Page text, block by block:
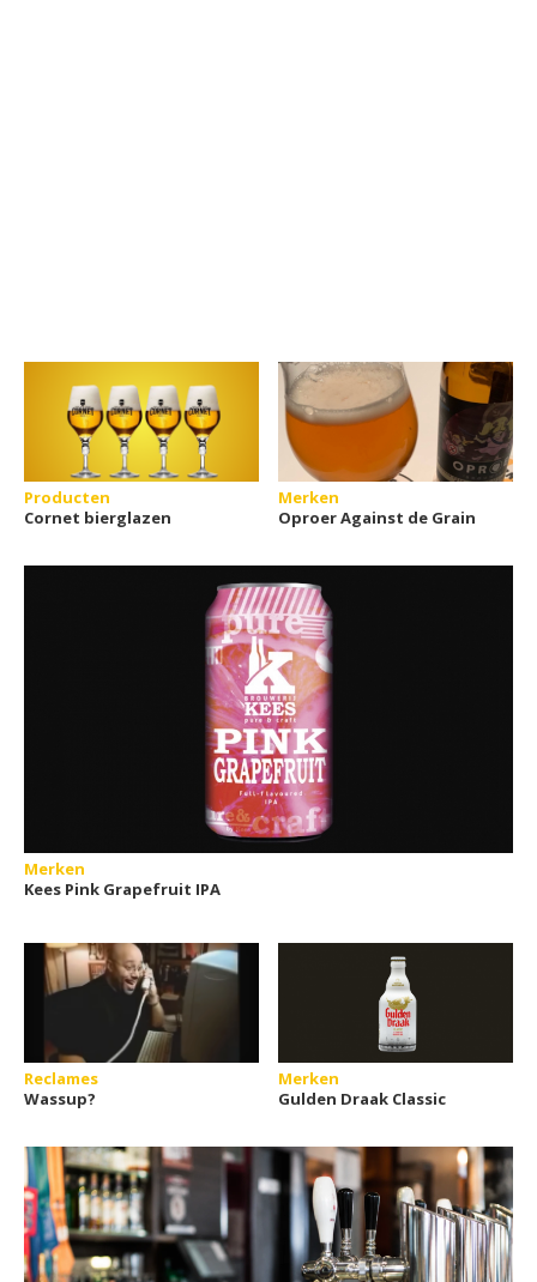
Producten
Cornet bierglazen
Merken
Oproer Against de Grain
Merken
Kees Pink Grapefruit IPA
Reclames
Wassup?
Merken
Gulden Draak Classic